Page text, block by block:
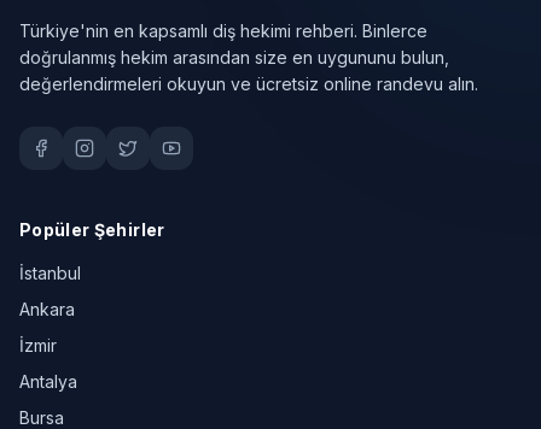
Türkiye'nin en kapsamlı diş hekimi rehberi. Binlerce
doğrulanmış hekim arasından size en uygununu bulun,
değerlendirmeleri okuyun ve ücretsiz online randevu alın.
Popüler Şehirler
İstanbul
Ankara
İzmir
Antalya
Bursa